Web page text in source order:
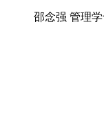
邵念强 管理